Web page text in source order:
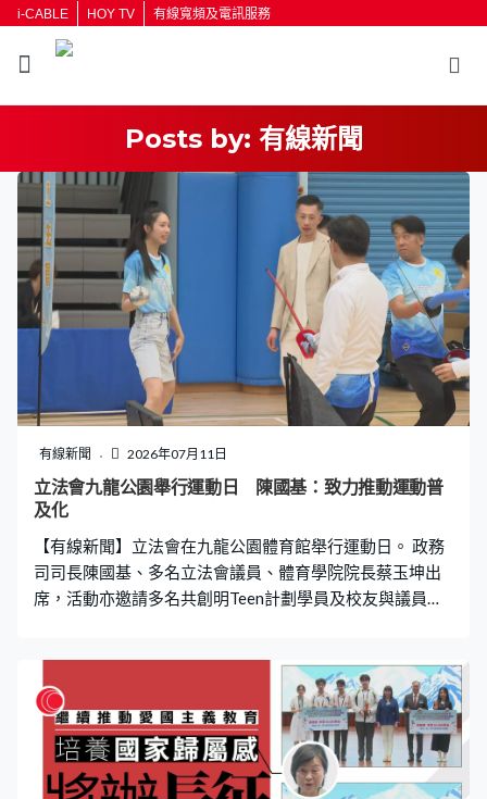
i-CABLE HOY TV 有線寬頻及電訊服務
Posts by: 有線新聞
有線新聞 2026年07月11日
立法會九龍公園舉行運動日 陳國基：致力推動運動普
及化
【有線新聞】立法會在九龍公園體育館舉行運動日。 政務
司司長陳國基、多名立法會議員、體育學院院長蔡玉坤出
席，活動亦邀請多名共創明Teen計劃學員及校友與議員及
說政府會致力推動運動普及化，亦希望青年可以在運動中
學習堅持、建立自信。立法會主席李慧琼就希望推動跨界
別及跨世代共融。